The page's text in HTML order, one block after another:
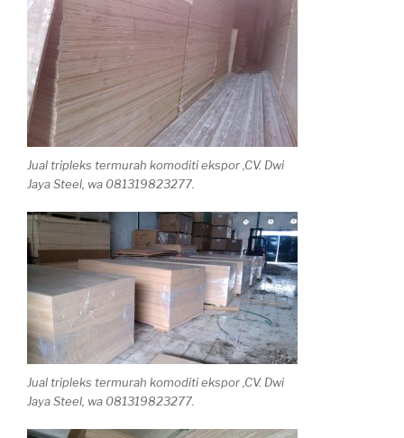
Jual tripleks termurah komoditi ekspor ,CV. Dwi
Jaya Steel, wa 081319823277.
Jual tripleks termurah komoditi ekspor ,CV. Dwi
Jaya Steel, wa 081319823277.